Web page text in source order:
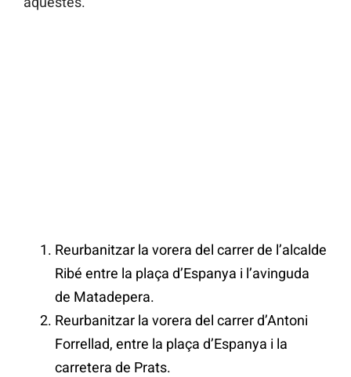
Reurbanitzar la vorera del carrer de l’alcalde
Ribé entre la plaça d’Espanya i l’avinguda
de Matadepera.
Reurbanitzar la vorera del carrer d’Antoni
Forrellad, entre la plaça d’Espanya i la
carretera de Prats.